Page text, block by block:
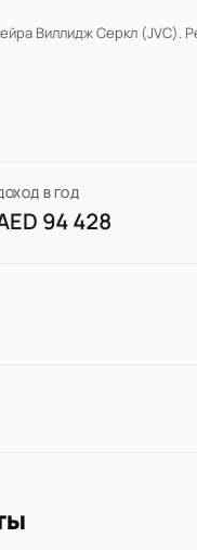
Виллидж Серкл (JVC).
В ГОД
94 428